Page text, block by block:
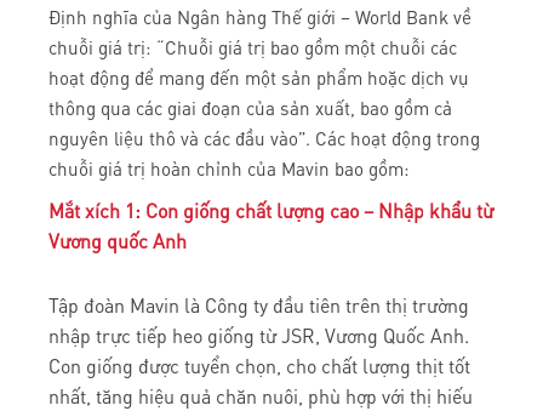
Định nghĩa của Ngân hàng Thế giới – World Bank về
chuỗi giá trị: “Chuỗi giá trị bao gồm một chuỗi các
hoạt động để mang đến một sản phẩm hoặc dịch vụ
thông qua các giai đoạn của sản xuất, bao gồm cả
nguyên liệu thô và các đầu vào”. Các hoạt động trong
chuỗi giá trị hoàn chỉnh của Mavin bao gồm:
Mắt xích 1: Con giống chất lượng cao – Nhập khẩu từ
Vương quốc Anh
Tập đoàn Mavin là Công ty đầu tiên trên thị trường
nhập trực tiếp heo giống từ JSR, Vương Quốc Anh.
Con giống được tuyển chọn, cho chất lượng thịt tốt
nhất, tăng hiệu quả chăn nuôi, phù hợp với thị hiếu